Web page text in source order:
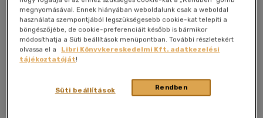
Kívánságlistához adom Megosztom
Diafilmgyártó Kft.
A mesében megismerkedhetünk Mikkamakkával, a
megnyomásával. Ennek hiányában weboldalunk csak a weboldal
használata szempontjából legszükségesebb cookie-kat telepíti a
böngészőjébe, de cookie-preferenciáit később is bármikor
módosíthatja a Süti beállítások menüpontban. További részletekért
olvassa el a
Libri Könyvkereskedelmi Kft. adatkezelési
tájékoztatóját!
Rendben
Süti beállítások